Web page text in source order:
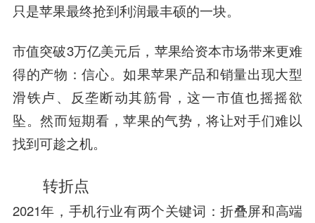
只是苹果最终抢到利润最丰硕的一块。
市值突破3万亿美元后，苹果给资本市场带来更难
得的产物：信心。如果苹果产品和销量出现大型
滑铁卢、反垄断动其筋骨，这一市值也摇摇欲
坠。然而短期看，苹果的气势，将让对手们难以
找到可趁之机。
转折点
2021年，手机行业有两个关键词：折叠屏和高端